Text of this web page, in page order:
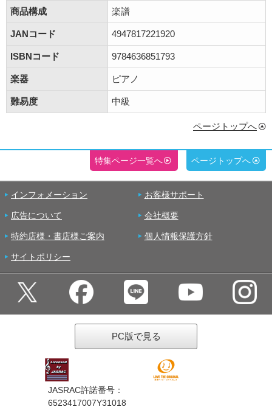
商品構成 楽譜
JANコード 4947817221920
ISBNコード 9784636851793
楽器 ピアノ
難易度 中級
ページトップへ
特集ページ一覧へ ページトップへ
インフォメーション お客様サポート
広告について 会社概要
特約店様・書店様ご案内 個人情報保護方針
サイトポリシー
PC版で見る
JASRAC許諾番号：
6523417007Y31018